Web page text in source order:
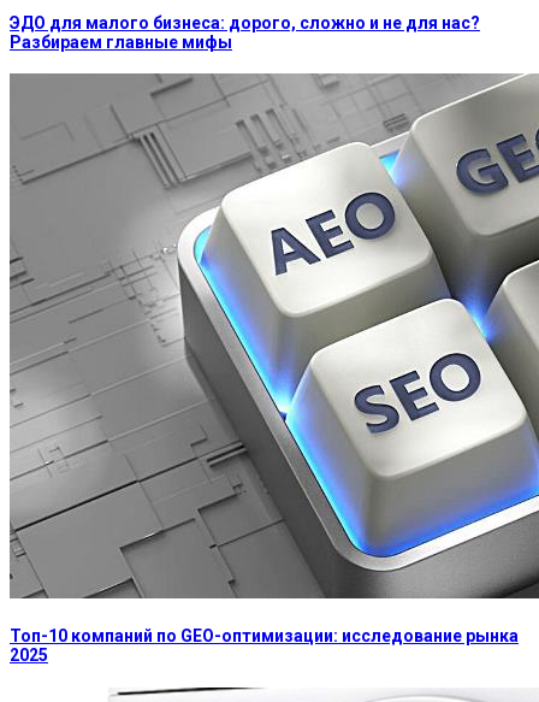
ЭДО для малого бизнеса: дорого, сложно и не для нас?
Разбираем главные мифы
Топ-10 компаний по GEO-оптимизации: исследование рынка
2025